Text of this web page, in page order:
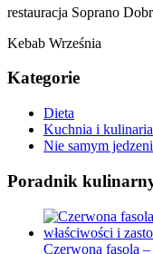
restauracja Soprano
Kebab Września
Kategorie
Dieta
Kuchnia i kulinaria
Nie samym
Poradnik
Czerwona fasola